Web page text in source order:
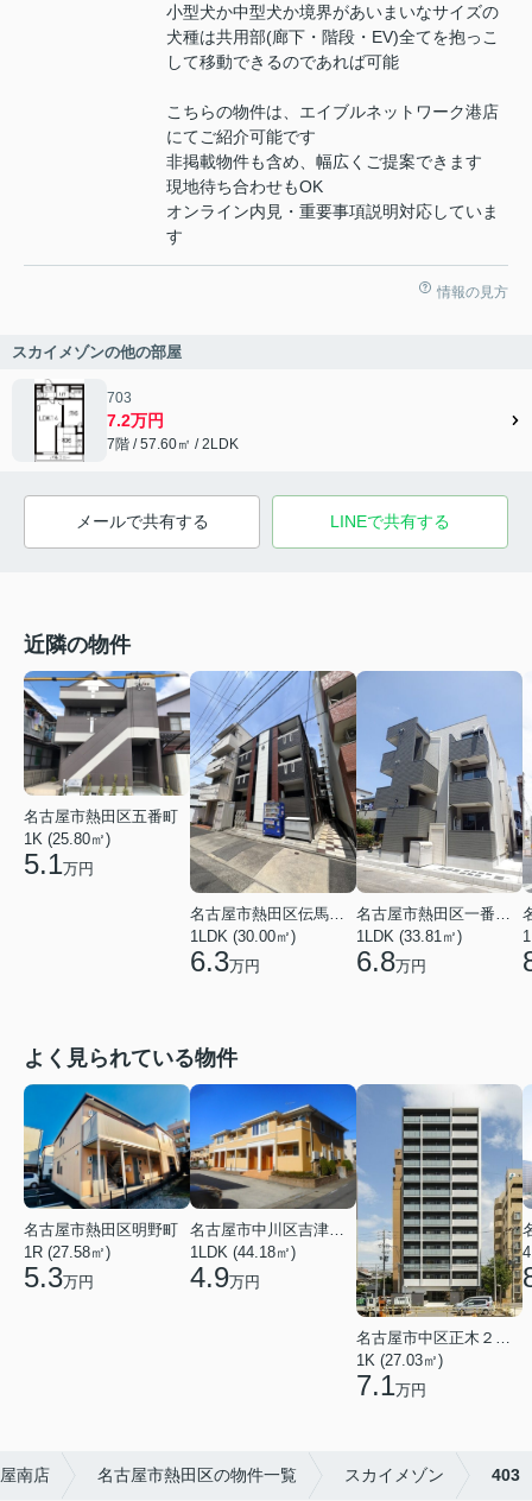
小型犬か中型犬か境界があいまいなサイズの
犬種は共用部(廊下・階段・EV)全てを抱っこ
して移動できるのであれば可能
こちらの物件は、エイブルネットワーク港店
にてご紹介可能です
非掲載物件も含め、幅広くご提案できます
現地待ち合わせもOK
オンライン内見・重要事項説明対応していま
す
情報の見方
スカイメゾンの他の部屋
703
7.2万円
7階 / 57.60㎡ / 2LDK
メールで共有する LINEで共有する
近隣の物件
名古屋市熱田区五番町
1K (25.80㎡)
5.1万円
1LDK (30.00㎡)
6.3万円
1LDK (33.81㎡)
6.8万円
よく見られている物件
名古屋市熱田区明野町
1R (27.58㎡)
5.3万円
1LDK (44.18㎡)
4.9万円
名古屋市中区正木２丁目
1K (27.03㎡)
7.1万円
南店 名古屋市熱田区の物件一覧 スカイメゾン 403